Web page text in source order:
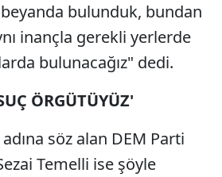
bulunduk, bundan
inançla gerekli yerlerde
bulunacağız" dedi.
ÖRGÜTÜYÜZ'
söz alan DEM Parti
Temelli ise şöyle